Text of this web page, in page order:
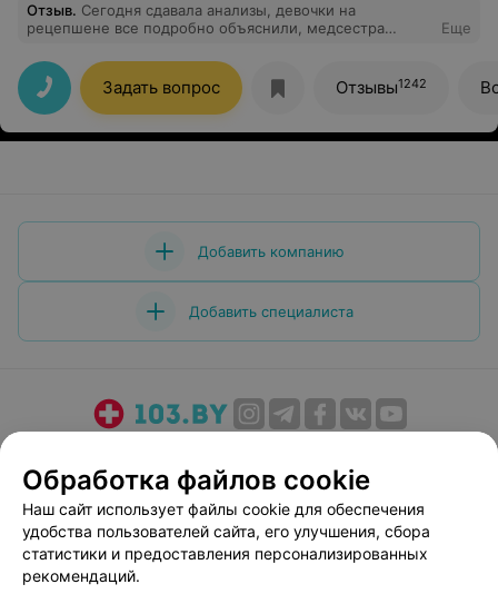
Отзыв. Сегодня сдавала анализы, девочки на
рецепшене все подробно объяснили, медсестра
бонус кофе
Еще
Задать вопрос Отзывы1242
Добавить компанию
Добавить специалиста
Медицинский маркетинг
Публичный договор
Пользовательское соглашение
Способы оплаты
Вакансии
Партнеры
Обработка файлов cookie
Наш сайт использует файлы cookie для обеспечения
удобства пользователей сайта, его улучшения, сбора
статистики и предоставления персонализированных
рекомендаций.